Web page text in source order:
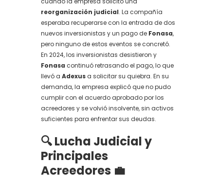
reorganización judicial. La compañía
esperaba recuperarse con la entrada de dos
nuevos inversionistas y un pago de Fonasa,
pero ninguno de estos eventos se concretó.
En 2024, los inversionistas desistieron y
Fonasa continuó retrasando el pago, lo que
llevó a Adexusa solicitar su quiebra. En su
demanda, la empresa explicó que no pudo
cumplir con el acuerdo aprobado por los
acreedores y se volvió insolvente, sin activos
suficientes para enfrentar sus deudas.
🔍 Lucha Judicial y
Principales
Acreedores 💼